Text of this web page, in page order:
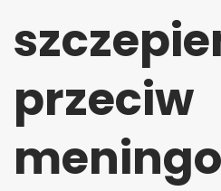
przeciw